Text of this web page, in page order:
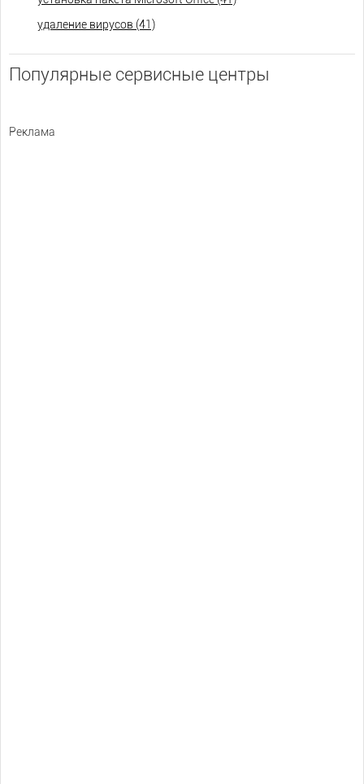
удаление вирусов (41)
Популярные сервисные центры
Реклама